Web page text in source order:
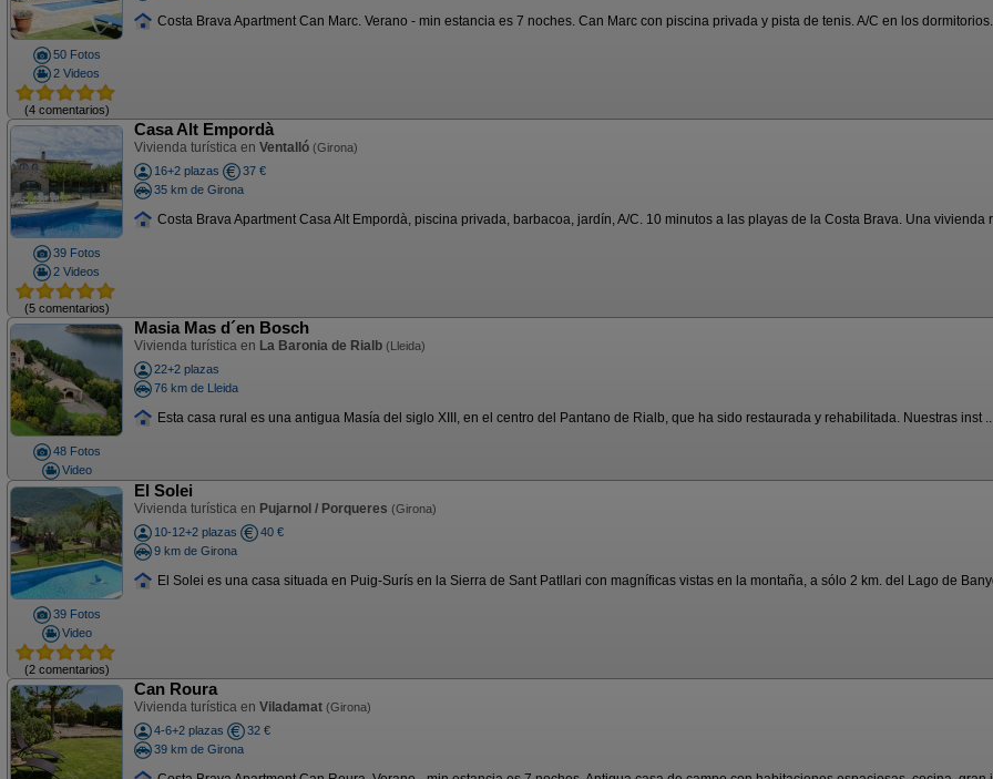
50 Fotos
2 Videos
(4 comentarios)
Costa Brava Apartment Can Marc. Verano - min estancia es 7 noches. Can Marc con piscina privada y pista de tenis. A/C en los dormitorios.
39 Fotos
2 Videos
(5 comentarios)
Casa Alt Empordà
Vivienda turística en Ventalló (Girona)
16+2 plazas
37 €
35 km de Girona
Costa Brava Apartment Casa Alt Empordà, piscina privada, barbacoa, jardín, A/C. 10 minutos a las playas de la Costa Brava. Una vivienda
48 Fotos
Video
Masia Mas d´en Bosch
Vivienda turística en La Baronia de Rialb (Lleida)
22+2 plazas
76 km de Lleida
Esta casa rural es una antigua Masía del siglo XIII, en el centro del Pantano de Rialb, que ha sido restaurada y rehabilitada. Nuestras inst ...
39 Fotos
Video
(2 comentarios)
El Solei
Vivienda turística en Pujarnol / Porqueres (Girona)
10-12+2 plazas
40 €
9 km de Girona
El Solei es una casa situada en Puig-Surís en la Sierra de Sant Patllari con magníficas vistas en la montaña, a sólo 2 km. del Lago de Banyo
Can Roura
Vivienda turística en Viladamat (Girona)
4-6+2 plazas
32 €
39 km de Girona